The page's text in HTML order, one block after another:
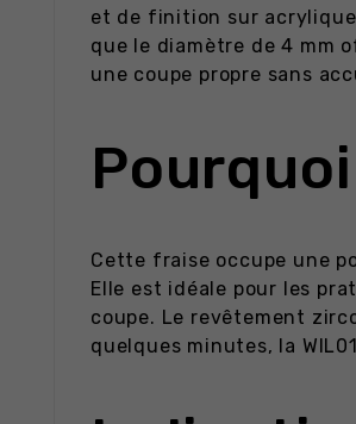
et de finition sur acrylique
que le diamètre de 4 mm
une coupe propre sans
Cette fraise occupe une
Elle est idéale pour les
coupe. Le revêtement
quelques minutes, la